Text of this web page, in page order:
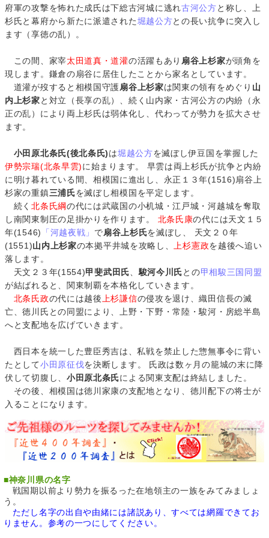
府軍の攻撃を怖れた成氏は下総古河城に逃れ古河公方と称し、上
杉氏と幕府から新たに派遣された堀越公方との長い抗争に突入し
ます（享徳の乱）。
この間、家宰太田道真・道灌の活躍もあり 扇谷上杉家が頭角を
現します。鎌倉の扇谷に居住したことから家名としています。
道灌が歿すると相模国守護扇谷上杉家は関東の領有をめぐり 山
内上杉家と対立（長享の乱）、続く山内家・古河公方の内紛（永
正の乱）により両上杉氏は弱体化し、代わってが勢力を拡大させ
ます。
小田原北条氏(後北条氏)は堀越公方を滅ぼし伊豆国を掌握した
伊勢宗瑞(北条早雲)に始まります。 早雲は両上杉氏が抗争と内紛
に明け暮れている間、相模国に進出し、永正１３年(1516)扇谷上
杉家の重鎮三浦氏を滅ぼし相模国を平定します。
続く北条氏綱の代には武蔵国の小机城・江戸城・河越城を奪取
し南関東制圧の足掛かりを作ります。 北条氏康の代には天文１５
年(1546)
「河越夜戦」 で扇谷上杉氏を滅ぼし、 天文２０年
(1551)山内上杉家の本拠平井城を攻略し、 上杉憲政を越後へ追い
落します。
天文２３年(1554)甲斐武田氏 駿河今川氏との甲相駿三国同盟
が結ばれると、関東制覇を本格化していきます。
北条氏政の代には越後 上杉謙信の侵攻を退け、織田信長の滅
亡、徳川氏との同盟により、上野・下野・常陸・駿河・房総半島
へと支配地を広げていきます。
西日本を統一した豊臣秀吉は、私戦を禁止した惣無事令に背い
たとして小田原征伐を決断します。 氏政は数ヶ月の籠城の末に降
伏して切腹し、 小田原北条氏による関東支配は終結しました。
その後、相模国は徳川家康の支配地となり、徳川配下の将士が
入ることになります。
■神奈川県の名字
戦国期以前より勢力を振るった在地領主の一族をみてみましょ
う。
ただし名字の出自や由緒には諸説あり、すべては網羅できてお
りません。参考の一つにしてください。